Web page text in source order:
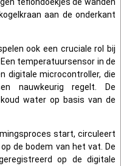
aan de onderkant
ook een cruciale rol bij
temperatuursensor in de
digitale microcontroller, die
nauwkeurig regelt. De
water op basis van de
start, circuleert
de bodem van het vat. De
op de digitale